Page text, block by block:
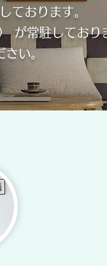
ております。
が常駐しており
い。